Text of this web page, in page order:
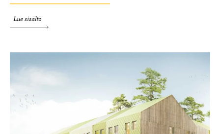
Lue sisältö